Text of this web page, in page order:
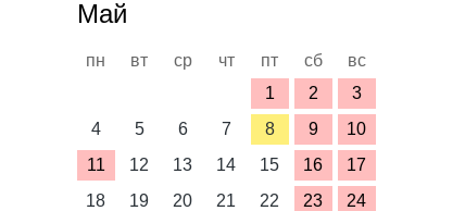
Май
пн вт ср чт пт сб
вс
1
2
3
4
5 6 7 8 9
10
11
12 13 14 15 16
17
18
19 20 21 22 23
24